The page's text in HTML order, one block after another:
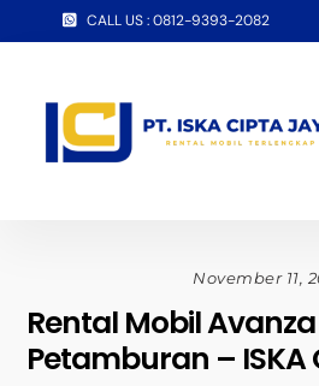
CALL US : 0812-9393-2082
November 11,
Rental Mobil
Petamburan – ISKA